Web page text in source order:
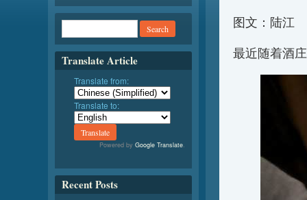
图文：陆江
最近随着酒
Translate Article
Translate from:
Translate to:
Powered by Google Translate.
Recent Posts